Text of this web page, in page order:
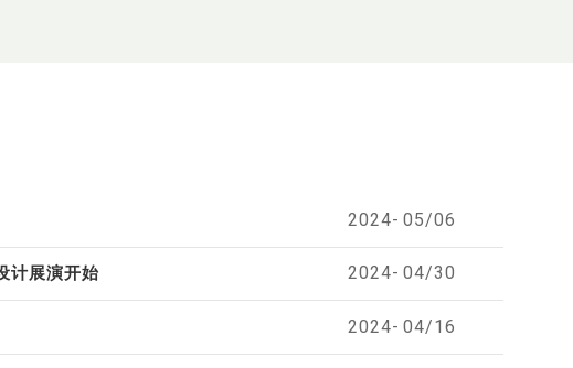
2024- 05/06
计展演开始 2024- 04/30
2024- 04/16